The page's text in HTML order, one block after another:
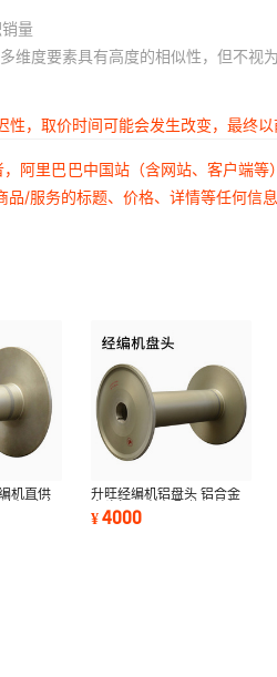
量
度要素具有高度的相似性，但不视
，取价时间可能会发生改变，最终
阿里巴巴中国站（含网站、客户端
/服务的标题、价格、详情等任何
机直供
升旺经编机铝盘头 铝合金
盘头加工 纺机配件经编机
盘头可批发
¥4000